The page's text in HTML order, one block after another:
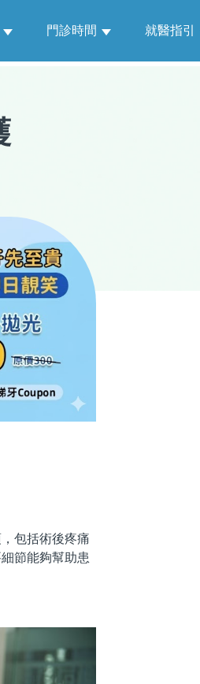
門診時間 就醫指引
包括術後疼痛
節能夠幫助患